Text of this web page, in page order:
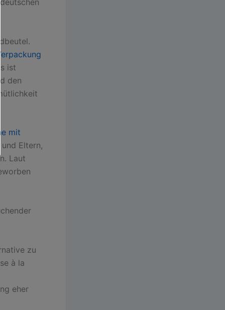
ist
den
mit
Eltern,
Laut
zu
à la
eher